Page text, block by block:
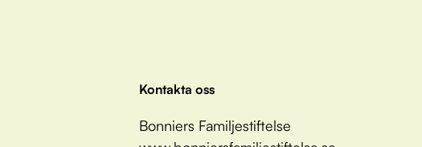
Kontakta oss
Bonniers Familjestiftelse